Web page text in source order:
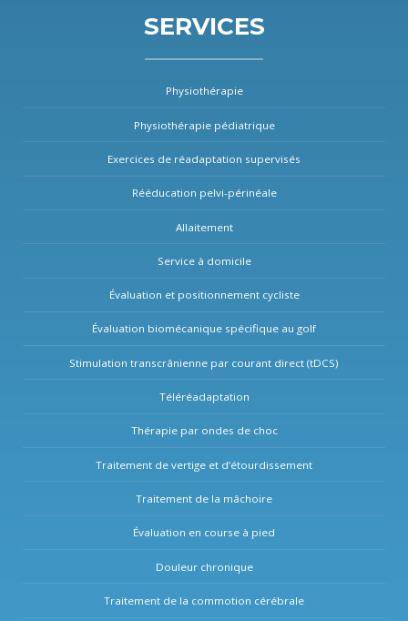
SERVICES
Physiothérapie
Physiothérapie pédiatrique
Exercices de réadaptation supervisés
Rééducation pelvi-périnéale
Allaitement
Service à domicile
Évaluation et positionnement cycliste
Évaluation biomécanique spécifique au golf
Stimulation transcrânienne par courant direct (tDCS)
Téléréadaptation
Thérapie par ondes de choc
Traitement de vertige et d’étourdissement
Traitement de la mâchoire
Évaluation en course à pied
Douleur chronique
Traitement de la commotion cérébrale